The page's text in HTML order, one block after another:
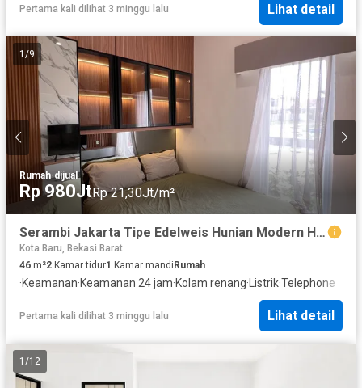
Pertama kali dilihat 3 minggu lalu Lihat detail
1 /9
Rumah·dijual
Rp 980JtRp 21,30Jt/m²
Serambi Jakarta Tipe Edelweis Hunian Modern Harga Terjangkau
Kota Baru, Bekasi Barat
46 m²2 Kamar tidur1 Kamar mandi Rumah
·Keamanan·Keamanan 24 jam·Kolam renang· Listrik·Telephone
Pertama kali dilihat 3 minggu lalu Lihat detail
1 /12